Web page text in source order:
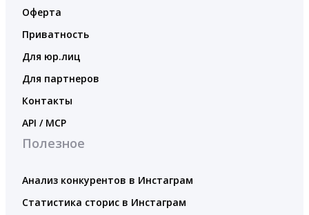
Оферта
Приватность
Для юр.лиц
Для партнеров
Контакты
API / MCP
Полезное
Анализ конкурентов в Инстаграм
Статистика сторис в Инстаграм